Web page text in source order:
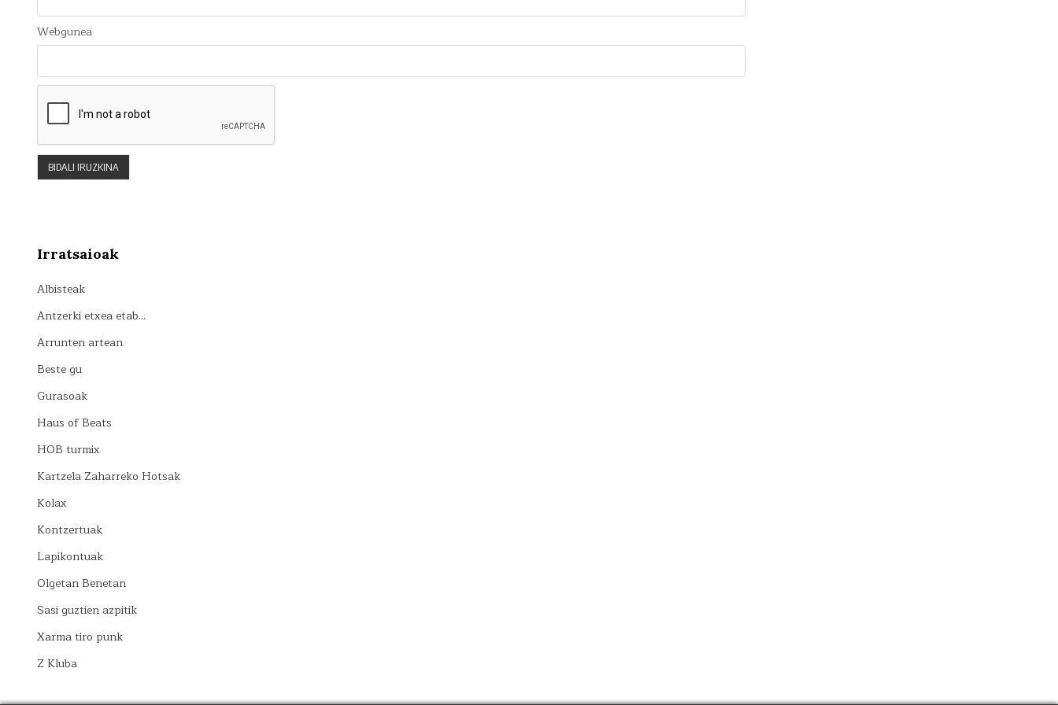
Webgunea
Irratsaioak
Albisteak
Antzerki etxea etab…
Arrunten artean
Beste gu
Gurasoak
Haus of Beats
HOB turmix
Kartzela Zaharreko Hotsak
Kolax
Kontzertuak
Lapikontuak
Olgetan Benetan
Sasi guztien azpitik
Xarma tiro punk
Z Kluba